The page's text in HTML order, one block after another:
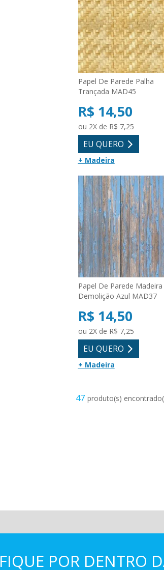
Papel De Parede Palha
Trançada MAD45
R$ 14,50
ou 2X de R$ 7,25
EU QUERO
+ Madeira
Papel De Parede Madeira
Demolição Azul MAD37
R$ 14,50
ou 2X de R$ 7,25
EU QUERO
+ Madeira
47
FIQUE POR DENTRO